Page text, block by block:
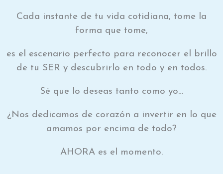
Cada instante de tu vida cotidiana, tome la
forma que tome,
es el escenario perfecto para reconocer el brillo
de tu SER y descubrirlo en todo y en todos.
Sé que lo deseas tanto como yo…
¿Nos dedicamos de corazón a invertir en lo que
amamos por encima de todo?
AHORA es el momento.